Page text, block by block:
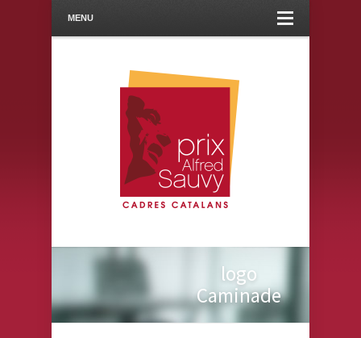
MENU
logo
Caminade